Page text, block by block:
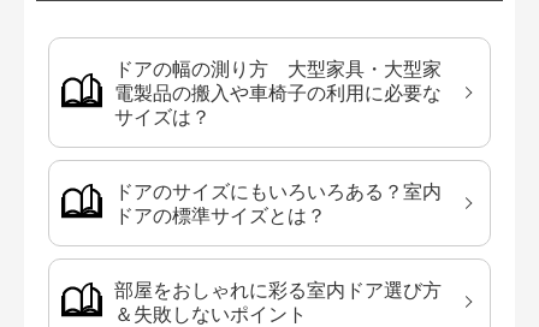
ドアの幅の測り方 大型家具・大型家
電製品の搬入や車椅子の利用に必要な
サイズは？
ドアのサイズにもいろいろある？室内
ドアの標準サイズとは？
部屋をおしゃれに彩る室内ドア選び方
＆失敗しないポイント